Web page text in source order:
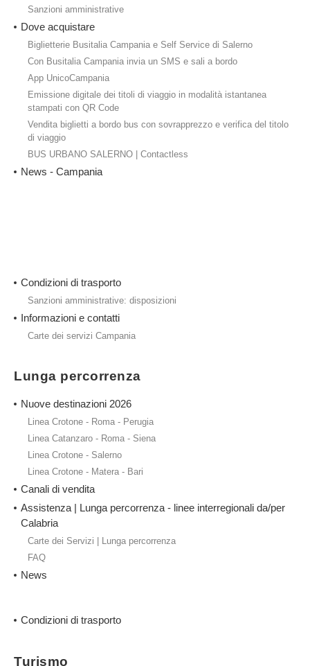
Sanzioni amministrative
Dove acquistare
Biglietterie Busitalia Campania e Self Service di Salerno
Con Busitalia Campania invia un SMS e sali a bordo
App UnicoCampania
Emissione digitale dei titoli di viaggio in modalità istantanea
stampati con QR Code
Vendita biglietti a bordo bus con sovrapprezzo e verifica del titolo
di viaggio
BUS URBANO SALERNO | Contactless
News - Campania
Condizioni di trasporto
Sanzioni amministrative: disposizioni
Informazioni e contatti
Carte dei servizi Campania
Lunga percorrenza
Nuove destinazioni 2026
Linea Crotone - Roma - Perugia
Linea Catanzaro - Roma - Siena
Linea Crotone - Salerno
Linea Crotone - Matera - Bari
Canali di vendita
Assistenza | Lunga percorrenza - linee interregionali da/per
Calabria
Carte dei Servizi | Lunga percorrenza
FAQ
News
Condizioni di trasporto
Turismo